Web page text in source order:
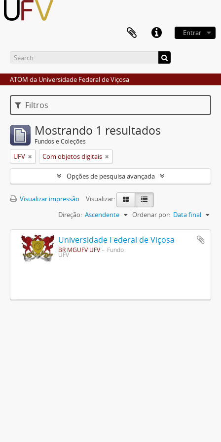
Entrar
ATOM da Universidade Federal de Viçosa
Filtros
Mostrando 1 resultados
Fundos e Coleções
UFV Com objetos digitais
Opções de pesquisa avançada
Visualizar impressão
Visualizar:
Ordenar por: Data final
Direção: Ascendente
Universidade Federal de Viçosa
BR MGUFV UFV Fundo
UFV